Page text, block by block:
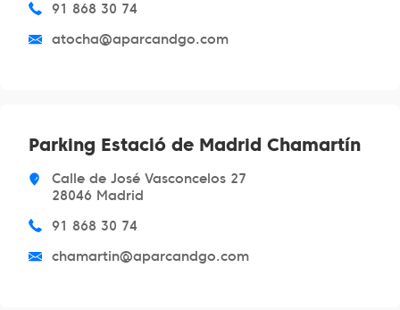
91 868 30 74
atocha@aparcandgo.com
Parking Estació de Madrid Chamartín
Calle de José Vasconcelos 27
28046 Madrid
91 868 30 74
chamartin@aparcandgo.com